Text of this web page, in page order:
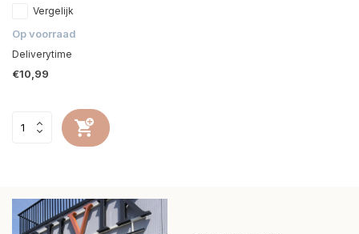
Vergelijk
Op voorraad
Deliverytime
€10,99